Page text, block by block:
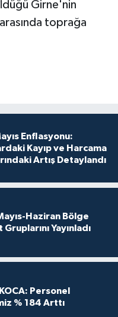
Girne'nin
toprağa
Enflasyonu:
Kayıp ve Harcama
Artış Detaylandı
Haziran Bölge
Yayınladı
Personel
% 184 Arttı